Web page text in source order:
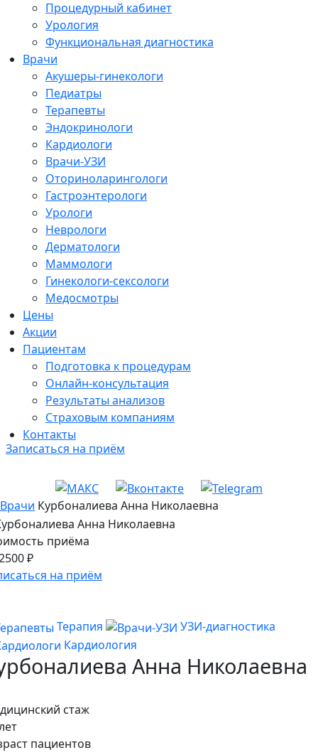
Процедурный кабинет
Урология
Функциональная диагностика
Врачи
Акушеры-гинекологи
Педиатры
Терапевты
Эндокринологи
Кардиологи
Врачи-УЗИ
Оториноларингологи
Гастроэнтерологи
Урологи
Неврологи
Дерматологи
Маммологи
Гинекологи-сексологи
Медосмотры
Цены
Акции
Пациентам
Подготовка к процедурам
Онлайн-консультация
Результаты анализов
Страховым компаниям
Контакты
Записаться на приём
Врачи Курбоналиева Анна Николаевна
приёма
₽
на приём
Терапия
УЗИ-диагностика
Кардиология
Анна Николаевна
стаж
пациентов